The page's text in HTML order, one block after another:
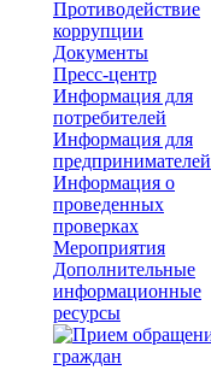
Противодействие
коррупции
Документы
Пресс-центр
Информация для
потребителей
Информация для
предпринимателей
Информация о
проведенных
проверках
Мероприятия
Дополнительные
информационные
ресурсы